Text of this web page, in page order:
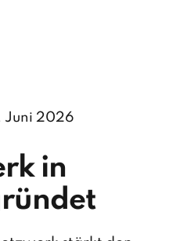
Juni 2026
in